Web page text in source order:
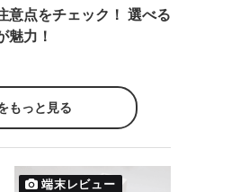
意点をチェック！ 選べる
魅力！
もっと見る
端末レビュー